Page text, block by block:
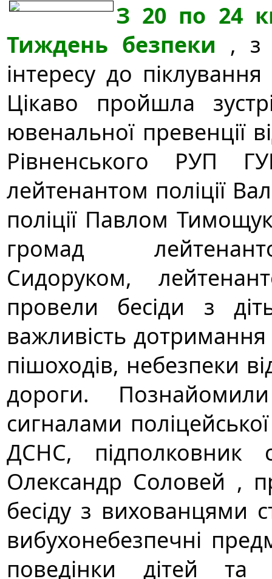
З 20 по 24
Тиждень безпеки , з
інтересу до
Цікаво пройшла
ювенальної превенції
Рівненського РУП
лейтенантом поліції
поліції Павлом
громад
Сидоруком,
провели бесіди з
важливість
пішоходів, небезпеки
дороги.
сигналами
ДСНС, підполковник
Олександр Соловей ,
бесіду з вихованцями
вибухонебезпечні
поведінки дітей